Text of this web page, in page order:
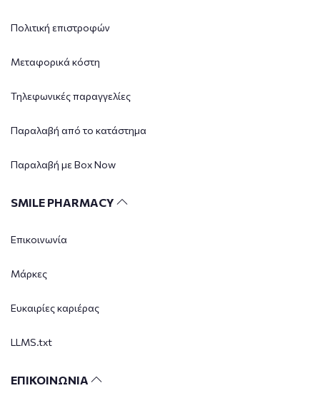
Πολιτική επιστροφών
Μεταφορικά κόστη
Τηλεφωνικές παραγγελίες
Παραλαβή από το κατάστημα
Παραλαβή με Box Now
SMILE PHARMACY
Επικοινωνία
Μάρκες
Ευκαιρίες καριέρας
LLMS.txt
ΕΠΙΚΟΙΝΩΝΙΑ